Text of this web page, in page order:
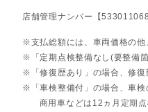
店舗管理ナンバー【
支払総額には、車両価格の
「定期点検整備なし(要整備
「修復歴あり」の場合、修
「車検整備付」の場合、車
商用車などは12ヵ月定期